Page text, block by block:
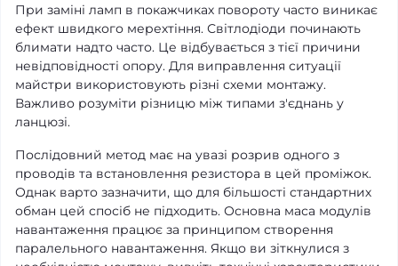
При заміні ламп в покажчиках повороту часто виникає
ефект швидкого мерехтіння. Світлодіоди починають
блимати надто часто. Це відбувається з тієї причини
невідповідності опору. Для виправлення ситуації
майстри використовують різні схеми монтажу.
Важливо розуміти різницю між типами з'єднань у
ланцюзі.
Послідовний метод має на увазі розрив одного з
проводів та встановлення резистора в цей проміжок.
Однак варто зазначити, що для більшості стандартних
обман цей спосіб не підходить. Основна маса модулів
навантаження працює за принципом створення
паралельного навантаження. Якщо ви зіткнулися з